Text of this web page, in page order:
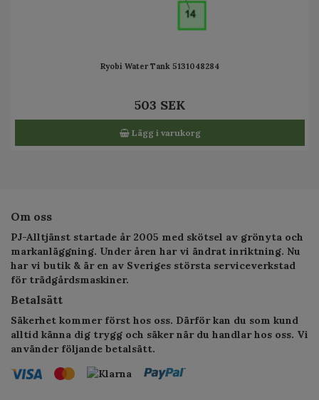
Ryobi Water Tank 5131048284
503 SEK
Lägg i varukorg
Om oss
PJ-Alltjänst startade år 2005 med skötsel av grönyta och
markanläggning. Under åren har vi ändrat inriktning. Nu
har vi butik & är en av Sveriges största serviceverkstad
för trädgårdsmaskiner.
Betalsätt
Säkerhet kommer först hos oss. Därför kan du som kund
alltid känna dig trygg och säker när du handlar hos oss. Vi
använder följande betalsätt.